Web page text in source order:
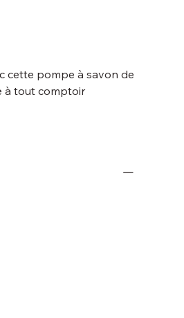
cette pompe à savon de
à tout comptoir